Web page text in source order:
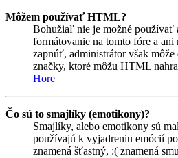
Môžem používať HTML?
Bohužiaľ nie je možné
formátovanie na tomto fóre a
zapnúť, administrátor však
značky, ktoré môžu HTML
Hore
Čo sú to smajlíky (emotikony)?
Smajlíky, alebo emotikony sú
používajú k vyjadreniu emócií
znamená šťastný, :( znamená